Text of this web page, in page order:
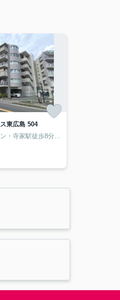
東広島 504
★分譲賃貸マンション・寺家駅徒歩8分・4LDKタイプ・駐車場2台可★近隣には幼稚園や小・中学校、食品スーパー等々が揃っており大変暮らしやすい環境です！リビングが半円形の個性的な間取りになっています。